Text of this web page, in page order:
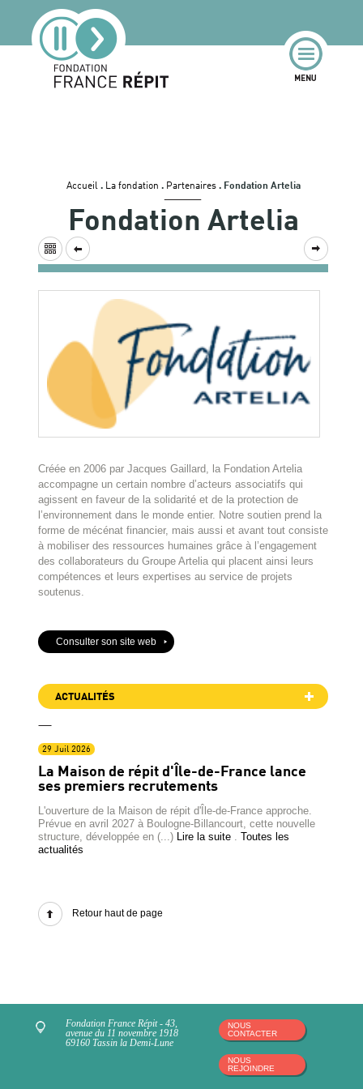
Accueil. La fondation . Partenaires. Fondation Artelia
Fondation Artelia
Créée en 2006 par Jacques Gaillard, la Fondation Artelia
accompagne un certain nombre d’acteurs associatifs qui
agissent en faveur de la solidarité et de la protection de
l’environnement dans le monde entier. Notre soutien prend la
forme de mécénat financier, mais aussi et avant tout consiste
à mobiliser des ressources humaines grâce à l’engagement
des collaborateurs du Groupe Artelia qui placent ainsi leurs
compétences et leurs expertises au service de projets
soutenus.
Consulter son site web
ACTUALITÉS
29 Juil 2026
La Maison de répit d'Île-de-France lance
ses premiers recrutements
L'ouverture de la Maison de répit d'Île-de-France approche.
Prévue en avril 2027 à Boulogne-Billancourt, cette nouvelle
structure, développée en (...) Lire la suite. Toutes les
actualités
Retour haut de page
Fondation France Répit - 43,
avenue du 11 novembre 1918
69160 Tassin la Demi-Lune
NOUS
CONTACTER
NOUS
REJOINDRE